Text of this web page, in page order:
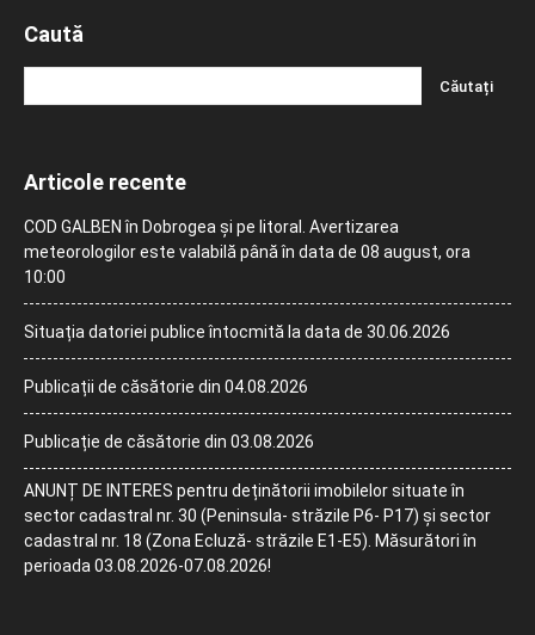
Caută
Articole recente
COD GALBEN în Dobrogea și pe litoral. Avertizarea
meteorologilor este valabilă până în data de 08 august, ora
10:00
Situația datoriei publice întocmită la data de 30.06.2026
Publicații de căsătorie din 04.08.2026
Publicație de căsătorie din 03.08.2026
ANUNȚ DE INTERES pentru deținătorii imobilelor situate în
sector cadastral nr. 30 (Peninsula- străzile P6- P17) și sector
cadastral nr. 18 (Zona Ecluză- străzile E1-E5). Măsurători în
perioada 03.08.2026-07.08.2026!